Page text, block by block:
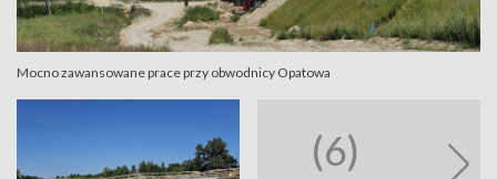
Mocno zawansowane prace przy obwodnicy Opatowa
(6)